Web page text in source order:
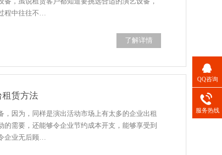
程中往往不…
了解详情
租赁方法
因为，同样是演出活动市场上有太多的企业出租
需要，还能够令企业节约成本开支，能够享受到
企业无后顾…
QQ咨询
服务热线